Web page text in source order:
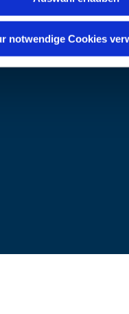
notwendige Cookies
sportlich
eeblysite.com/